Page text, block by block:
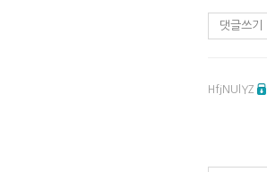
댓글쓰기
HfjNUlYZ